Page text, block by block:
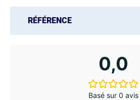
RÉFÉRENCE
0,0
Basé sur 0 avis